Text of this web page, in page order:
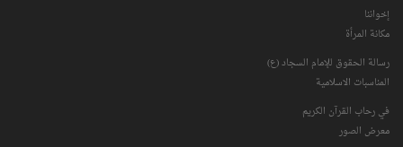
إخواننا
مكانة‌ المرأة
رسالة الحقوق للإمام السجاد (ع)
المناسبات الاسلامیة
في رحاب القرآن الکریم
معرض الصور